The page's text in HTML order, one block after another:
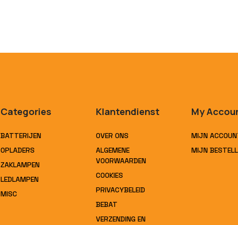
Categories
BATTERIJEN
OPLADERS
ZAKLAMPEN
LEDLAMPEN
MISC
Klantendienst
OVER ONS
ALGEMENE
VOORWAARDEN
COOKIES
PRIVACYBELEID
BEBAT
VERZENDING EN
My
MIJN
MIJN